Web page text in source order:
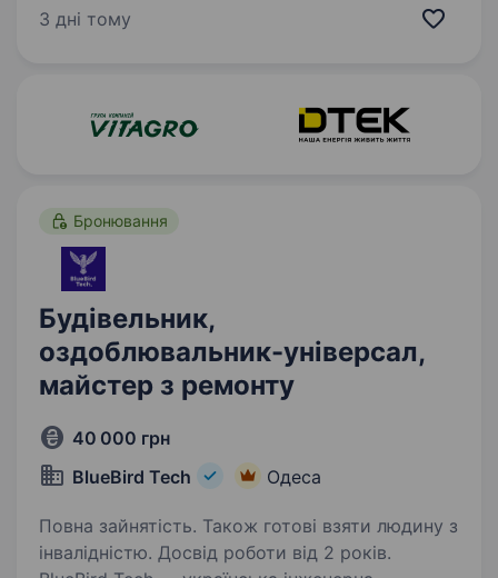
що до душі, і працюй — у Цитрусі. У нас діє
3 дні тому
Бронювання
Будівельник,
оздоблювальник-універсал,
майстер з ремонту
40 000 грн
BlueBird Tech
Одеса
Повна зайнятість. Також готові взяти людину з
інвалідністю. Досвід роботи від 2 років.